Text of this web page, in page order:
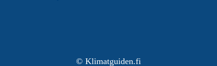
© Klimatguiden.fi